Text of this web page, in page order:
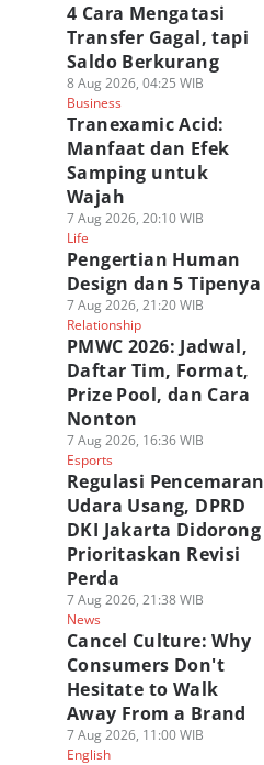
4 Cara Mengatasi
Transfer Gagal, tapi
Saldo Berkurang
8 Aug 2026, 04:25 WIB
Business
Tranexamic Acid:
Manfaat dan Efek
Samping untuk
Wajah
7 Aug 2026, 20:10 WIB
Life
Pengertian Human
Design dan 5 Tipenya
7 Aug 2026, 21:20 WIB
Relationship
PMWC 2026: Jadwal,
Daftar Tim, Format,
Prize Pool, dan Cara
Nonton
7 Aug 2026, 16:36 WIB
Esports
Regulasi Pencemaran
Udara Usang, DPRD
DKI Jakarta Didorong
Prioritaskan Revisi
Perda
7 Aug 2026, 21:38 WIB
News
Cancel Culture: Why
Consumers Don't
Hesitate to Walk
Away From a Brand
7 Aug 2026, 11:00 WIB
English